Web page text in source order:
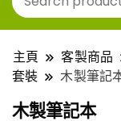
主頁 客製商品
套裝
木製筆記
木製筆記本